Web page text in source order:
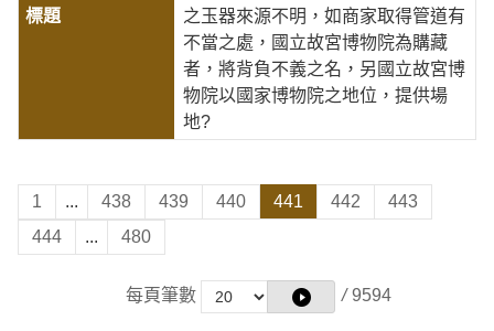
之玉器來源不明，如商家取得管道有
不當之處，國立故宮博物院為購藏
者，將背負不義之名，另國立故宮博
物院以國家博物院之地位，提供場
地?
1 ... 438 439 440 441 442
443
444
... 480
每頁筆數 / 9594